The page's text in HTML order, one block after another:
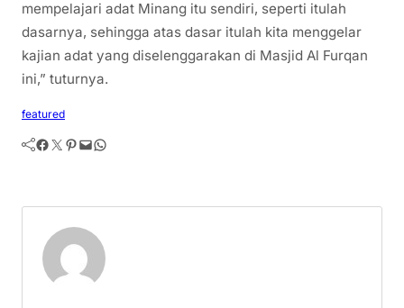
mempelajari adat Minang itu sendiri, seperti itulah
dasarnya, sehingga atas dasar itulah kita menggelar
kajian adat yang diselenggarakan di Masjid Al Furqan
ini,” tuturnya.
featured
Facebook Twitter Pinterest Mail WhatsApp